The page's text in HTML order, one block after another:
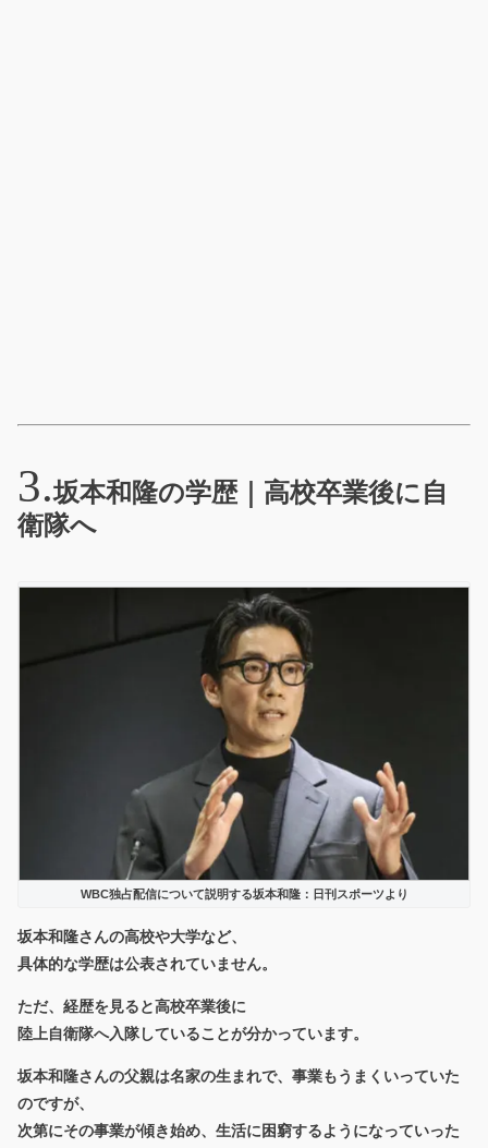
坂本和隆の学歴｜高校卒業後に自
衛隊へ
WBC独占配信について説明する坂本和隆：日刊スポーツより
坂本和隆さんの高校や大学など、
具体的な学歴は公表されていません。
ただ、経歴を見ると高校卒業後に
陸上自衛隊へ入隊していることが分かっています。
坂本和隆さんの父親は名家の生まれで、事業もうまくいっていた
のですが、
次第にその事業が傾き始め、生活に困窮するようになっていった